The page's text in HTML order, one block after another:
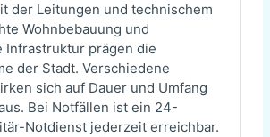
der Leitungen und technischem
Wohnbebauung und
Infrastruktur prägen die
der Stadt. Verschiedene
sich auf Dauer und Umfang
Bei Notfällen ist ein 24-
Notdienst jederzeit erreichbar.